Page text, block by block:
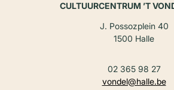
CULTUURCENTRUM ’T
J. Possozplein 40
1500 Halle
02 365 98 27
vondel@halle.be